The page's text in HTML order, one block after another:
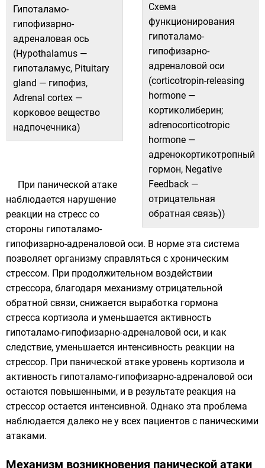
​Гипоталамо-
гипофизарно-
адреналовая ось
(Hypothalamus —
гипоталамус, Pituitary
gland — гипофиз,
Adrenal cortex —
корковое вещество
надпочечника)
​Схема
функционирования
гипоталамо-
гипофизарно-
адреналовой оси
(corticotropin-releasing
hormone —
кортиколиберин;
adrenocorticotropic
hormone —
адренокортикотропный
гормон, Negative
Feedback —
отрицательная
обратная связь))​
При панической атаке
наблюдается нарушение
реакции на стресс со
стороны гипоталамо-
гипофизарно-адреналовой оси. В норме эта система
позволяет организму справляться с хроническим
стрессом. При продолжительном воздействии
стрессора, благодаря механизму отрицательной
обратной связи, снижается выработка гормона
стресса кортизола и уменьшается активность
гипоталамо-гипофизарно-адреналовой оси, и как
следствие, уменьшается интенсивность реакции на
стрессор. При панической атаке уровень кортизола и
активность гипоталамо-гипофизарно-адреналовой оси
остаются повышенными, и в результате реакция на
стрессор остается интенсивной. Однако эта проблема
наблюдается далеко не у всех пациентов с паническими
атаками.
Механизм возникновения панической атаки